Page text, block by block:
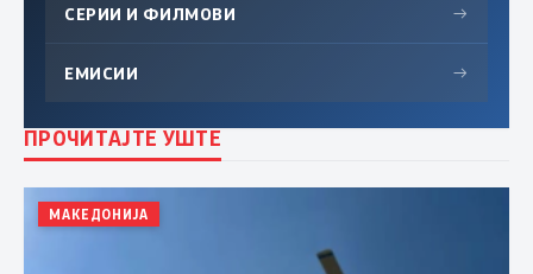
СЕРИИ И ФИЛМОВИ →
ЕМИСИИ →
ПРОЧИТАЈТЕ УШТЕ
МАКЕДОНИЈА